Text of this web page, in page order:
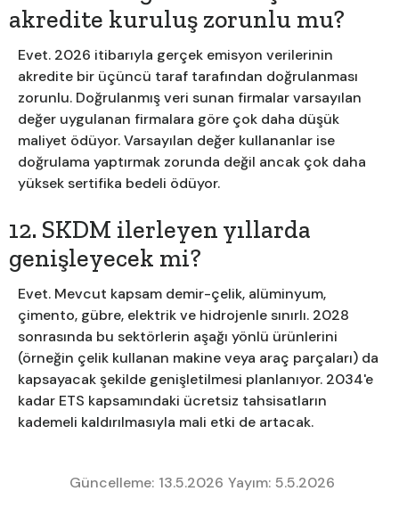
akredite kuruluş zorunlu mu?
Evet. 2026 itibarıyla gerçek emisyon verilerinin
akredite bir üçüncü taraf tarafından doğrulanması
zorunlu. Doğrulanmış veri sunan firmalar varsayılan
değer uygulanan firmalara göre çok daha düşük
maliyet ödüyor. Varsayılan değer kullananlar ise
doğrulama yaptırmak zorunda değil ancak çok daha
yüksek sertifika bedeli ödüyor.
12. SKDM ilerleyen yıllarda
genişleyecek mi?
Evet. Mevcut kapsam demir-çelik, alüminyum,
çimento, gübre, elektrik ve hidrojenle sınırlı. 2028
sonrasında bu sektörlerin aşağı yönlü ürünlerini
(örneğin çelik kullanan makine veya araç parçaları) da
kapsayacak şekilde genişletilmesi planlanıyor. 2034'e
kadar ETS kapsamındaki ücretsiz tahsisatların
kademeli kaldırılmasıyla mali etki de artacak.
Güncelleme: 13.5.2026 Yayım: 5.5.2026